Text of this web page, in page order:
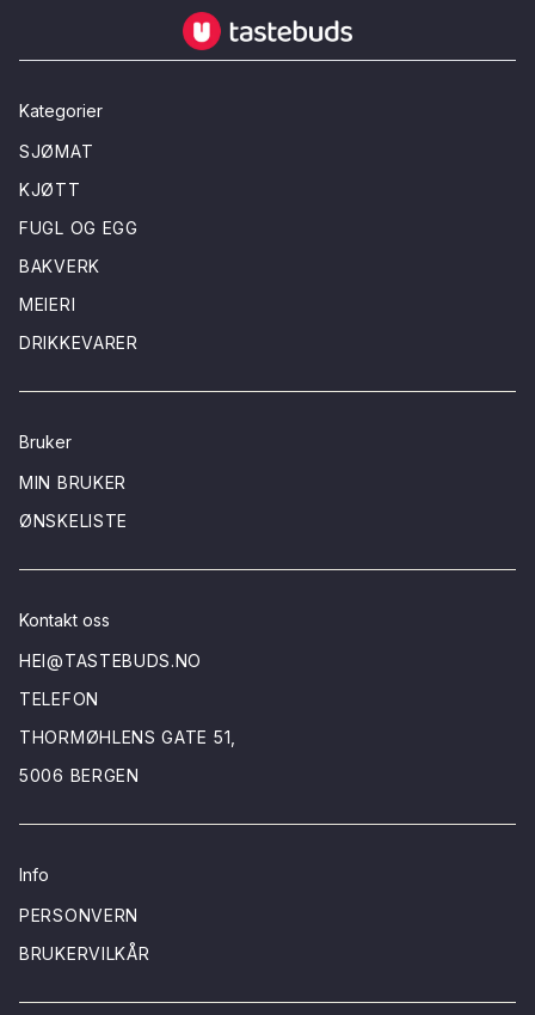
Tastebuds - Lokalmat rett hjem
Kategorier
SJØMAT
KJØTT
FUGL OG EGG
BAKVERK
MEIERI
DRIKKEVARER
Bruker
MIN BRUKER
ØNSKELISTE
Kontakt oss
HEI@TASTEBUDS.NO
TELEFON
THORMØHLENS GATE 51,
5006 BERGEN
Info
PERSONVERN
BRUKERVILKÅR